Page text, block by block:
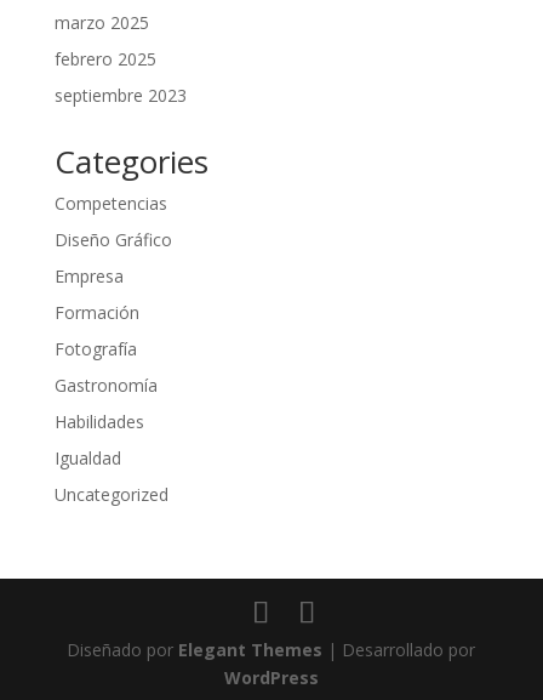
marzo 2025
febrero 2025
septiembre 2023
Categories
Competencias
Diseño Gráfico
Empresa
Formación
Fotografía
Gastronomía
Habilidades
Igualdad
Uncategorized
Diseñado por Elegant Themes | Desarrollado por
WordPress